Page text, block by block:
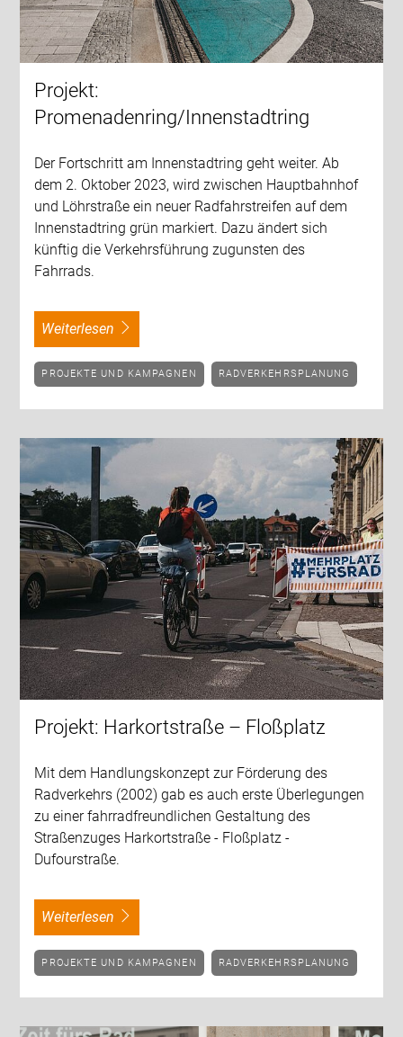
Projekt:
Promenadenring/Innenstadtring
Der Fortschritt am Innenstadtring geht weiter. Ab
dem 2. Oktober 2023, wird zwischen Hauptbahnhof
und Löhrstraße ein neuer Radfahrstreifen auf dem
Innenstadtring grün markiert. Dazu ändert sich
künftig die Verkehrsführung zugunsten des
Fahrrads.
weiterlesen
PROJEKTE UND KAMPAGNEN RADVERKEHRSPLANUNG
Projekt: Harkortstraße – Floßplatz
Mit dem Handlungskonzept zur Förderung des
Radverkehrs (2002) gab es auch erste Überlegungen
zu einer fahrradfreundlichen Gestaltung des
Straßenzuges Harkortstraße - Floßplatz -
Dufourstraße.
weiterlesen
PROJEKTE UND KAMPAGNEN RADVERKEHRSPLANUNG